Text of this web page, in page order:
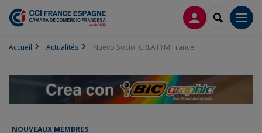
CONNEXION
Accueil Actualités Nuevo Socio: CREATYM France
NOUVEAUX MEMBRES